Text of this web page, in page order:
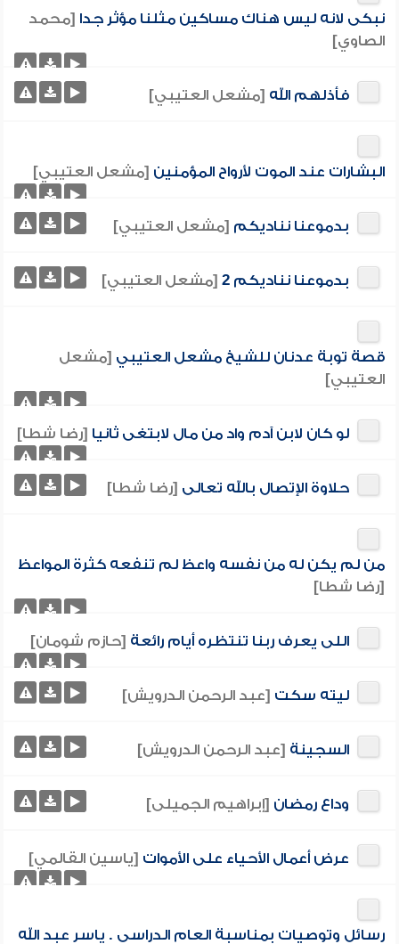
نبكى لانه ليس هناك مساكين مثلنا مؤثر جدا [محمد
الصاوي]
فأذلهم الله [مشعل العتيبي]
البشارات عند الموت لأرواح المؤمنين [مشعل العتيبي]
بدموعنا نناديكم [مشعل العتيبي]
بدموعنا نناديكم 2 [مشعل العتيبي]
قصة توبة عدنان للشيخ مشعل العتيبي [مشعل
العتيبي]
لو كان لابن آدم واد من مال لابتغى ثانيا [رضا شطا]
حلاوة الإتصال بالله تعالى [رضا شطا]
من لم يكن له من نفسه واعظ لم تنفعه كثرة المواعظ
[رضا شطا]
اللى يعرف ربنا تنتظره أيام رائعة [حازم شومان]
ليته سكت [عبد الرحمن الدرويش]
السجينة [عبد الرحمن الدرويش]
وداع رمضان [إبراهيم الجميلى]
عرض أعمال الأحياء على الأموات [ياسين القالمي]
رسائل وتوصيات بمناسبة العام الدراسي . ياسر عبد الله